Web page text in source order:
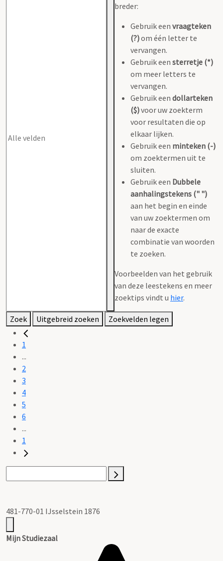
breder:
Gebruik een vraagteken
(?)om één letter te
vervangen.
Gebruik een sterretje (*)
om meer letters te
vervangen.
Gebruik een dollarteken
($)voor uw zoekterm
voor resultaten die op
elkaar lijken.
Gebruik een minteken (-)
om zoektermen uit te
sluiten.
Gebruik een Dubbele
aanhalingstekens (" ")
aan het begin en einde
van uw zoektermen om
naar de exacte
combinatie van woorden
te zoeken.
Voorbeelden van het gebruik
van deze leestekens en meer
zoektips vindt u hier.
Zoek Uitgebreid zoeken Zoekvelden legen
1
...
2
3
4
5
6
...
1
481-770-01 IJsselstein 1876
Mijn Studiezaal